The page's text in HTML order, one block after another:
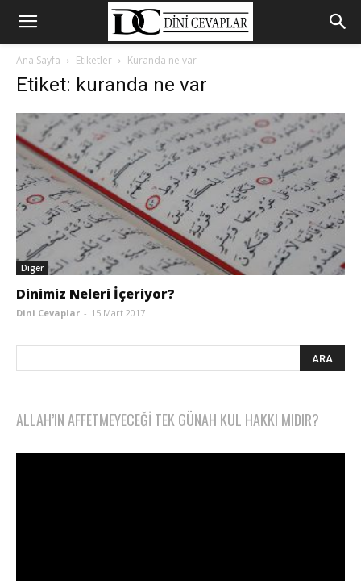
Ana Sayfa Etiketler Kuranda ne var
Etiket: kuranda ne var
Diger
Dinimiz Neleri İçeriyor?
Dini Cevaplar - 15 Mart 2017
ALLAH’IN AFFETMEYECEĞI TEK GÜNAH KUL HAKKI MIDIR?